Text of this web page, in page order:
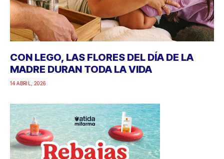
CON LEGO, LAS FLORES DEL DÍA DE LA
MADRE DURAN TODA LA VIDA
14 ABRIL, 2026